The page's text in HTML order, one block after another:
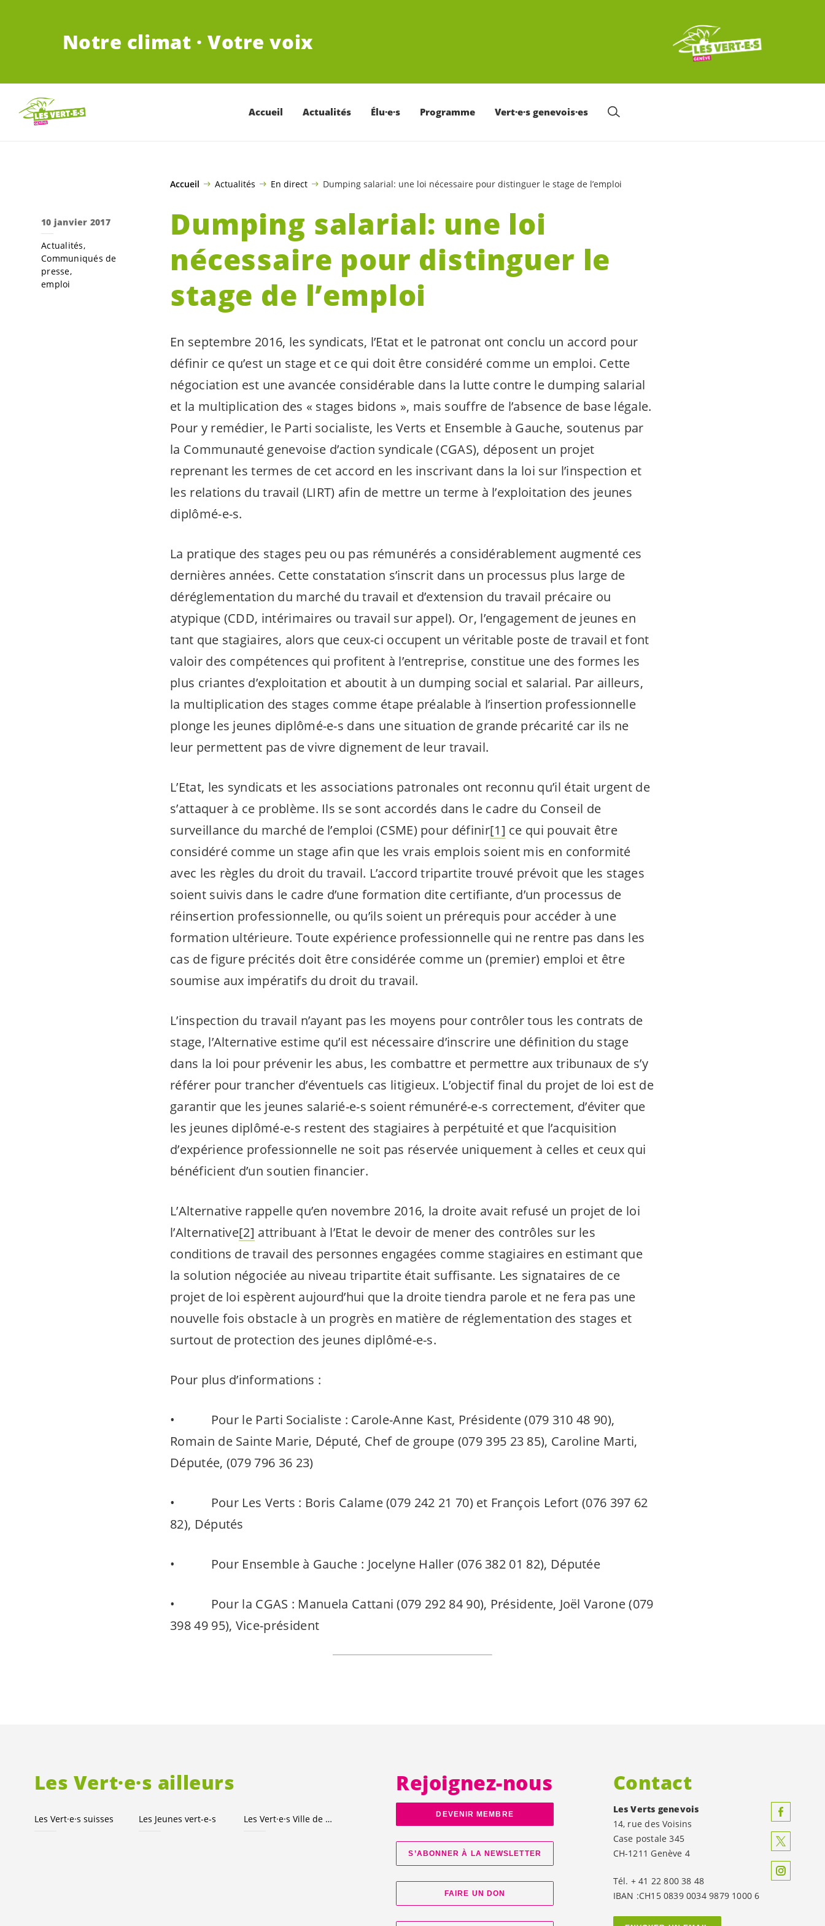
Notre climat · Votre voix
Accueil Actualités Élu·e·s Programme Vert·e·s genevois·es
Accueil Actualités En direct Dumping salarial: une loi nécessaire pour distinguer le stage de l’emploi
Dumping salarial: une loi
nécessaire pour distinguer le
stage de l’emploi
En septembre 2016, les syndicats, l’Etat et le patronat ont conclu un accord pour
définir ce qu’est un stage et ce qui doit être considéré comme un emploi. Cette
négociation est une avancée considérable dans la lutte contre le dumping salarial
et la multiplication des « stages bidons », mais souffre de l’absence de base légale.
Pour y remédier, le Parti socialiste, les Verts et Ensemble à Gauche, soutenus par
la Communauté genevoise d’action syndicale (CGAS), déposent un projet
reprenant les termes de cet accord en les inscrivant dans la loi sur l’inspection et
les relations du travail (LIRT) afin de mettre un terme à l’exploitation des jeunes
diplômé-e-s.
La pratique des stages peu ou pas rémunérés a considérablement augmenté ces
dernières années. Cette constatation s’inscrit dans un processus plus large de
déréglementation du marché du travail et d’extension du travail précaire ou
atypique (CDD, intérimaires ou travail sur appel). Or, l’engagement de jeunes en
tant que stagiaires, alors que ceux-ci occupent un véritable poste de travail et font
valoir des compétences qui profitent à l’entreprise, constitue une des formes les
plus criantes d’exploitation et aboutit à un dumping social et salarial. Par ailleurs,
la multiplication des stages comme étape préalable à l’insertion professionnelle
plonge les jeunes diplômé-e-s dans une situation de grande précarité car ils ne
leur permettent pas de vivre dignement de leur travail.
L’Etat, les syndicats et les associations patronales ont reconnu qu’il était urgent de
s’attaquer à ce problème. Ils se sont accordés dans le cadre du Conseil de
surveillance du marché de l’emploi (CSME) pour définir[1] ce qui pouvait être
considéré comme un stage afin que les vrais emplois soient mis en conformité
avec les règles du droit du travail. L’accord tripartite trouvé prévoit que les stages
soient suivis dans le cadre d’une formation dite certifiante, d’un processus de
réinsertion professionnelle, ou qu’ils soient un prérequis pour accéder à une
formation ultérieure. Toute expérience professionnelle qui ne rentre pas dans les
cas de figure précités doit être considérée comme un (premier) emploi et être
soumise aux impératifs du droit du travail.
L’inspection du travail n’ayant pas les moyens pour contrôler tous les contrats de
stage, l’Alternative estime qu’il est nécessaire d’inscrire une définition du stage
dans la loi pour prévenir les abus, les combattre et permettre aux tribunaux de s’y
référer pour trancher d’éventuels cas litigieux. L’objectif final du projet de loi est de
garantir que les jeunes salarié-e-s soient rémunéré-e-s correctement, d’éviter que
les jeunes diplômé-e-s restent des stagiaires à perpétuité et que l’acquisition
d’expérience professionnelle ne soit pas réservée uniquement à celles et ceux qui
bénéficient d’un soutien financier.
L’Alternative rappelle qu’en novembre 2016, la droite avait refusé un projet de loi
l’Alternative[2] attribuant à l’Etat le devoir de mener des contrôles sur les
conditions de travail des personnes engagées comme stagiaires en estimant que
la solution négociée au niveau tripartite était suffisante. Les signataires de ce
projet de loi espèrent aujourd’hui que la droite tiendra parole et ne fera pas une
nouvelle fois obstacle à un progrès en matière de réglementation des stages et
surtout de protection des jeunes diplômé-e-s.
Pour plus d’informations :
• Pour le Parti Socialiste : Carole-Anne Kast, Présidente (079 310 48 90),
Romain de Sainte Marie, Député, Chef de groupe (079 395 23 85), Caroline Marti,
Députée, (079 796 36 23)
• Pour Les Verts : Boris Calame (079 242 21 70) et François Lefort (076 397 62
82), Députés
• Pour Ensemble à Gauche : Jocelyne Haller (076 382 01 82), Députée
• Pour la CGAS : Manuela Cattani (079 292 84 90), Présidente, Joël Varone (079
398 49 95), Vice-président
10 janvier 2017
Actualités
Communiqués de
presse
emploi
Les Vert·e·s ailleurs
Les Vert·e·s suisses Les Jeunesvert-e-s LesVert·e·s Ville de Genève
Rejoignez-nous
DEVENIR MEMBRE
S’ABONNER À LA NEWSLETTER
FAIRE UN DON
Contact
Les Verts genevois
14, rue des Voisins
Case postale 345
CH-1211 Genève 4
Tél. + 41 22 800 38 48
IBAN :CH15 0839 0034 9879 1000 6